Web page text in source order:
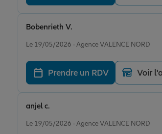
Le 19/05/2026 - Agence VALENCE NORD
Bobenrieth V.
Prendre un RDV Voir
Le 19/05/2026 - Agence VALENCE NORD
anjel c.